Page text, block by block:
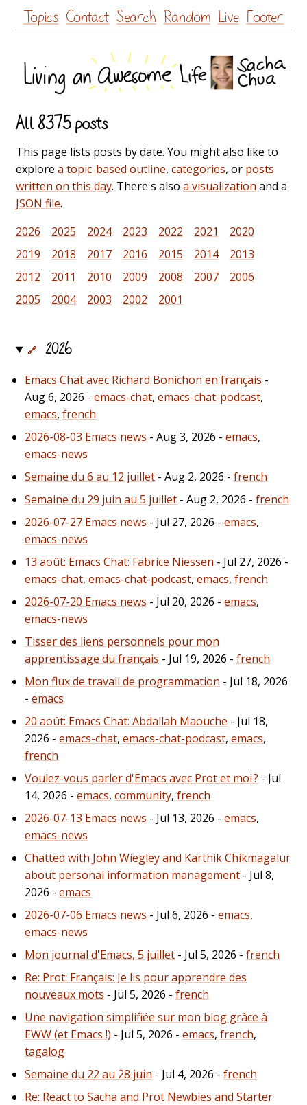
Skip
to
Topics Contact Search Random Live Footer
All 8375 posts
This page lists posts by date. You might also like to
explore a topic-based outline, categories, or posts
written on this day. There's also a visualization and a
JSON file.
2026
2025 2024 2023 2022 2021
2020
2019
2018 2017 2016 2015 2014
2013
2012
2011 2010 2009 2008 2007
2006
2005
2004 2003 2002 2001
🔗 2026
Emacs Chat avec Richard Bonichon en français -
Aug 6, 2026 - emacs-chat, emacs-chat-podcast,
emacs, french
2026-08-03 Emacs news - Aug 3, 2026 - emacs,
emacs-news
Semaine du 6 au 12 juillet - Aug 2, 2026 - french
Semaine du 29 juin au 5 juillet - Aug 2, 2026 - french
2026-07-27 Emacs news - Jul 27, 2026 - emacs,
emacs-news
13 août: Emacs Chat: Fabrice Niessen - Jul 27, 2026 -
emacs-chat, emacs-chat-podcast, emacs, french
2026-07-20 Emacs news - Jul 20, 2026 - emacs,
emacs-news
Tisser des liens personnels pour mon
apprentissage du français - Jul 19, 2026 - french
Mon flux de travail de programmation - Jul 18, 2026
- emacs
20 août: Emacs Chat: Abdallah Maouche - Jul 18,
2026 - emacs-chat, emacs-chat-podcast, emacs,
french
Voulez-vous parler d'Emacs avec Prot et moi ? - Jul
14, 2026 - emacs, community, french
2026-07-13 Emacs news - Jul 13, 2026 - emacs,
emacs-news
Chatted with John Wiegley and Karthik Chikmagalur
about personal information management - Jul 8,
2026 - emacs
2026-07-06 Emacs news - Jul 6, 2026 - emacs,
emacs-news
Mon journal d'Emacs, 5 juillet - Jul 5, 2026 - french
Re: Prot: Français: Je lis pour apprendre des
nouveaux mots - Jul 5, 2026 - french
Une navigation simplifiée sur mon blog grâce à
EWW (et Emacs !) - Jul 5, 2026 - emacs, french,
tagalog
Semaine du 22 au 28 juin - Jul 4, 2026 - french
Re: React to Sacha and Prot Newbies and Starter